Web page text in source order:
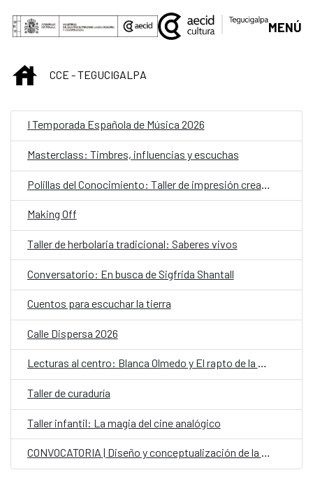
Saltar al contenido principal
MENÚ
INICIOCCE - TEGUCIGALPA
I Temporada Española de Música 2026
Masterclass: Timbres, influencias y escuchas
Making Off
Taller de herbolaria tradicional: Saberes vivos
Conversatorio: En busca de Sigfrida Shantall
Cuentos para escuchar la tierra
Calle Dispersa 2026
Lecturas al centro: Blanca Olmedo y El rapto de la Sevillana
Taller de curaduría
Taller infantil: La magia del cine analógico
CONVOCATORIA | Diseño y conceptualización de la carroza del CCET